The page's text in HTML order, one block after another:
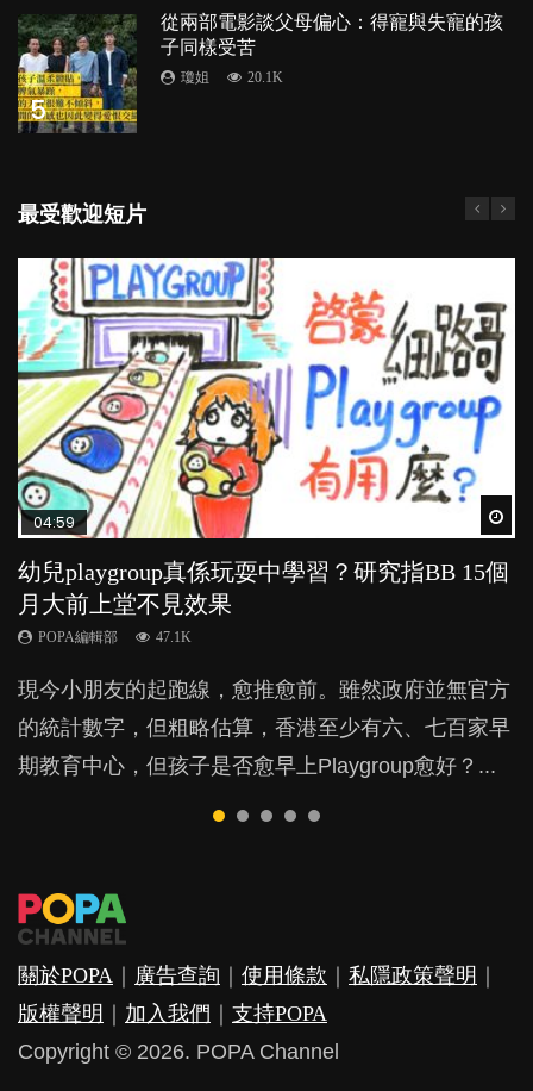
5
從兩部電影談父母偏心：得寵與失寵的孩
子同樣受苦
瓊姐 20.1K
最受歡迎短片
04:59
幼兒playgroup真係玩耍中學習？研究指BB 15個
月大前上堂不見效果
POPA編輯部 47.1K
現今小朋友的起跑線，愈推愈前。雖然政府並無官方
的統計數字，但粗略估算，香港至少有六、七百家早
期教育中心，但孩子是否愈早上Playgroup愈好？...
03:39
幼稚園遊戲課 如何刺激幼兒自發學習取代獎勵
與懲罰？
POPA編輯部 33.1K
由美國學者所創的 tools of the mind 課程，學生以遊
戲方式學習，學術能力和自制能力亦明顯比其他小朋
友優勝，到底這課程有何特別之處？...
03:02
老公患產後憂鬱症對BB的影響
POPA編輯部 15.9K
鬱，影響日常生活，嚴重的甚至會有自殺，或傷害小
朋友的念頭。但為何爸爸患上產後抑鬱往往難以察
覺？...
04:06
全職好？在職好？｜全職媽媽與在職媽媽的壓
力與價值
POPA編輯部 25.8K
許多媽媽心底可能都有一刻掙扎過：究竟全職好，還
是在職好。雖說每個家庭都有自己的獨特狀況和考慮
因素，但原來全職和在職媽媽所養育的子女其實都各
03:41
BB口腔期乜都放入口，父母該制止還是放手？
POPA編輯部 25.5K
成吮手指的習慣，大個就很難戒，但原來一刀切阻止
他們放東西入口，隨時會影響孩子的身心發展？...
關於POPA ｜ 廣告查詢 ｜ 使用條款 ｜ 私隱政策聲明 ｜
版權聲明 ｜ 加入我們 ｜ 支持POPA
Copyright © 2026. POPA Channel